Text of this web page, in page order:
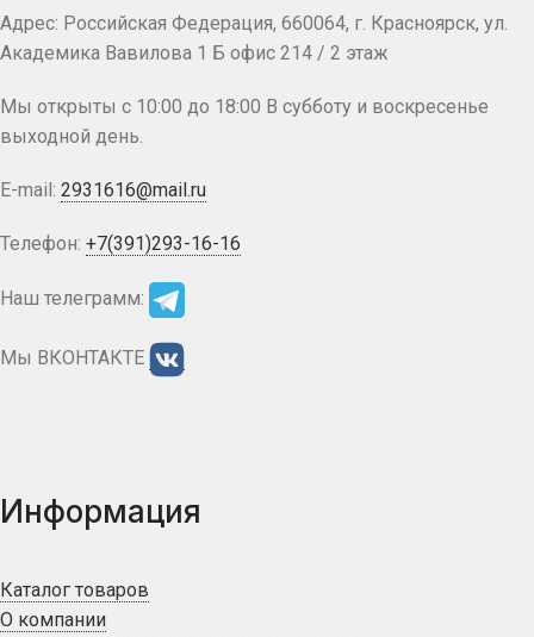
Адрес: Российская Федерация, 660064, г. Красноярск, ул.
Академика Вавилова 1 Б офис 214 / 2 этаж
Мы открыты с 10:00 до 18:00 В субботу и воскресенье
выходной день.
E-mail: 2931616@mail.ru
Телефон: +7(391)293-16-16
Наш телеграмм:
Мы ВКОНТАКТЕ
Информация
Каталог товаров
О компании